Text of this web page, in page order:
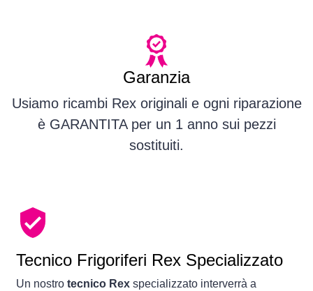
Garanzia
Usiamo ricambi Rex originali e ogni riparazione
è GARANTITA per un 1 anno sui pezzi
sostituiti.
Tecnico Frigoriferi Rex Specializzato
Un nostro tecnico Rex specializzato interverrà a